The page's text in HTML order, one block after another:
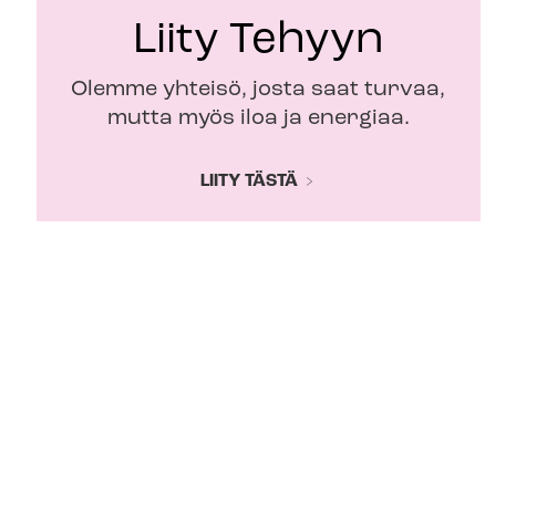
Liity Tehyyn
Olemme yhteisö, josta saat turvaa,
mutta myös iloa ja energiaa.
LIITY TÄSTÄ